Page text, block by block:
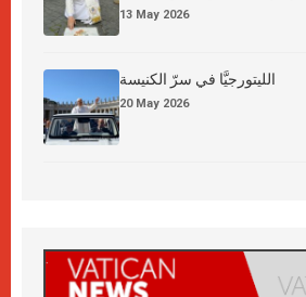
13 May 2026
الليتورجيَّا في سرّ الكنيسة
20 May 2026